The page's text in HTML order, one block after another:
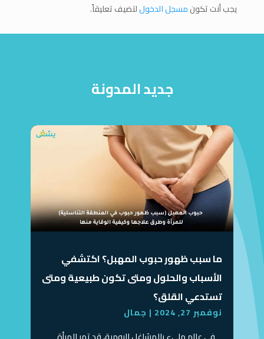
يجب أنت تكونمسجل الدخوللتضيف تعليقاً.
جديد المدونة
ما سبب ظهور حبوب المهبل؟ اكتشفي
الأسباب والحلول ومتى تكون طبيعية ومتى
تستدعي القلق؟
نوفمبر 27, 2024 | جمال